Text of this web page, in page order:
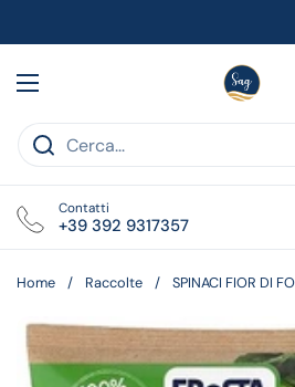
Apri menu
Contatti
+39 392 9317357
Home / Raccolte / SPINACI FIOR DI